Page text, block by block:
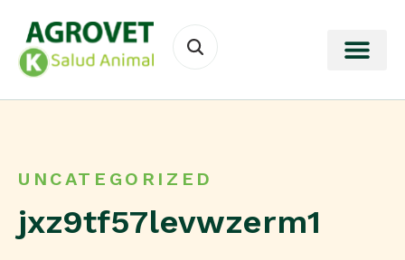
UNCATEGORIZED
jxz9tf57levwzerm1